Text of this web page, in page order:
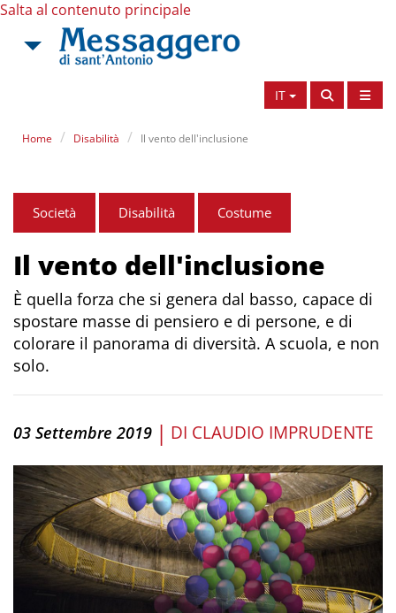
Salta al contenuto principale
IT
Home Disabilità Il vento dell'inclusione
Società Disabilità Costume
Il vento dell'inclusione
È quella forza che si genera dal basso, capace di
spostare masse di pensiero e di persone, e di
colorare il panorama di diversità. A scuola, e non
solo.
03 Settembre 2019 | DI CLAUDIO IMPRUDENTE